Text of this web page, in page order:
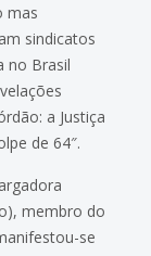
mas
sindicatos
no Brasil
a Justiça
de 64″.
membro do
se